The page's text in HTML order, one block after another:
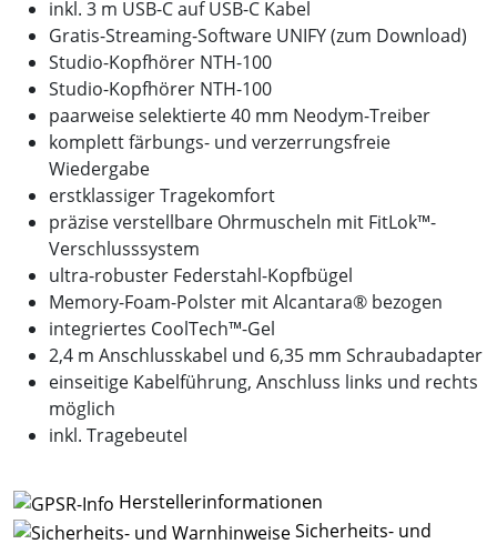
inkl. 3 m USB-C auf USB-C Kabel
Gratis-Streaming-Software UNIFY (zum Download)
Studio-Kopfhörer NTH-100
Studio-Kopfhörer NTH-100
paarweise selektierte 40 mm Neodym-Treiber
komplett färbungs- und verzerrungsfreie
Wiedergabe
erstklassiger Tragekomfort
präzise verstellbare Ohrmuscheln mit FitLok™-
Verschlusssystem
ultra-robuster Federstahl-Kopfbügel
Memory-Foam-Polster mit Alcantara® bezogen
integriertes CoolTech™-Gel
2,4 m Anschlusskabel und 6,35 mm Schraubadapter
einseitige Kabelführung, Anschluss links und rechts
möglich
inkl. Tragebeutel
Herstellerinformationen
Sicherheits- und